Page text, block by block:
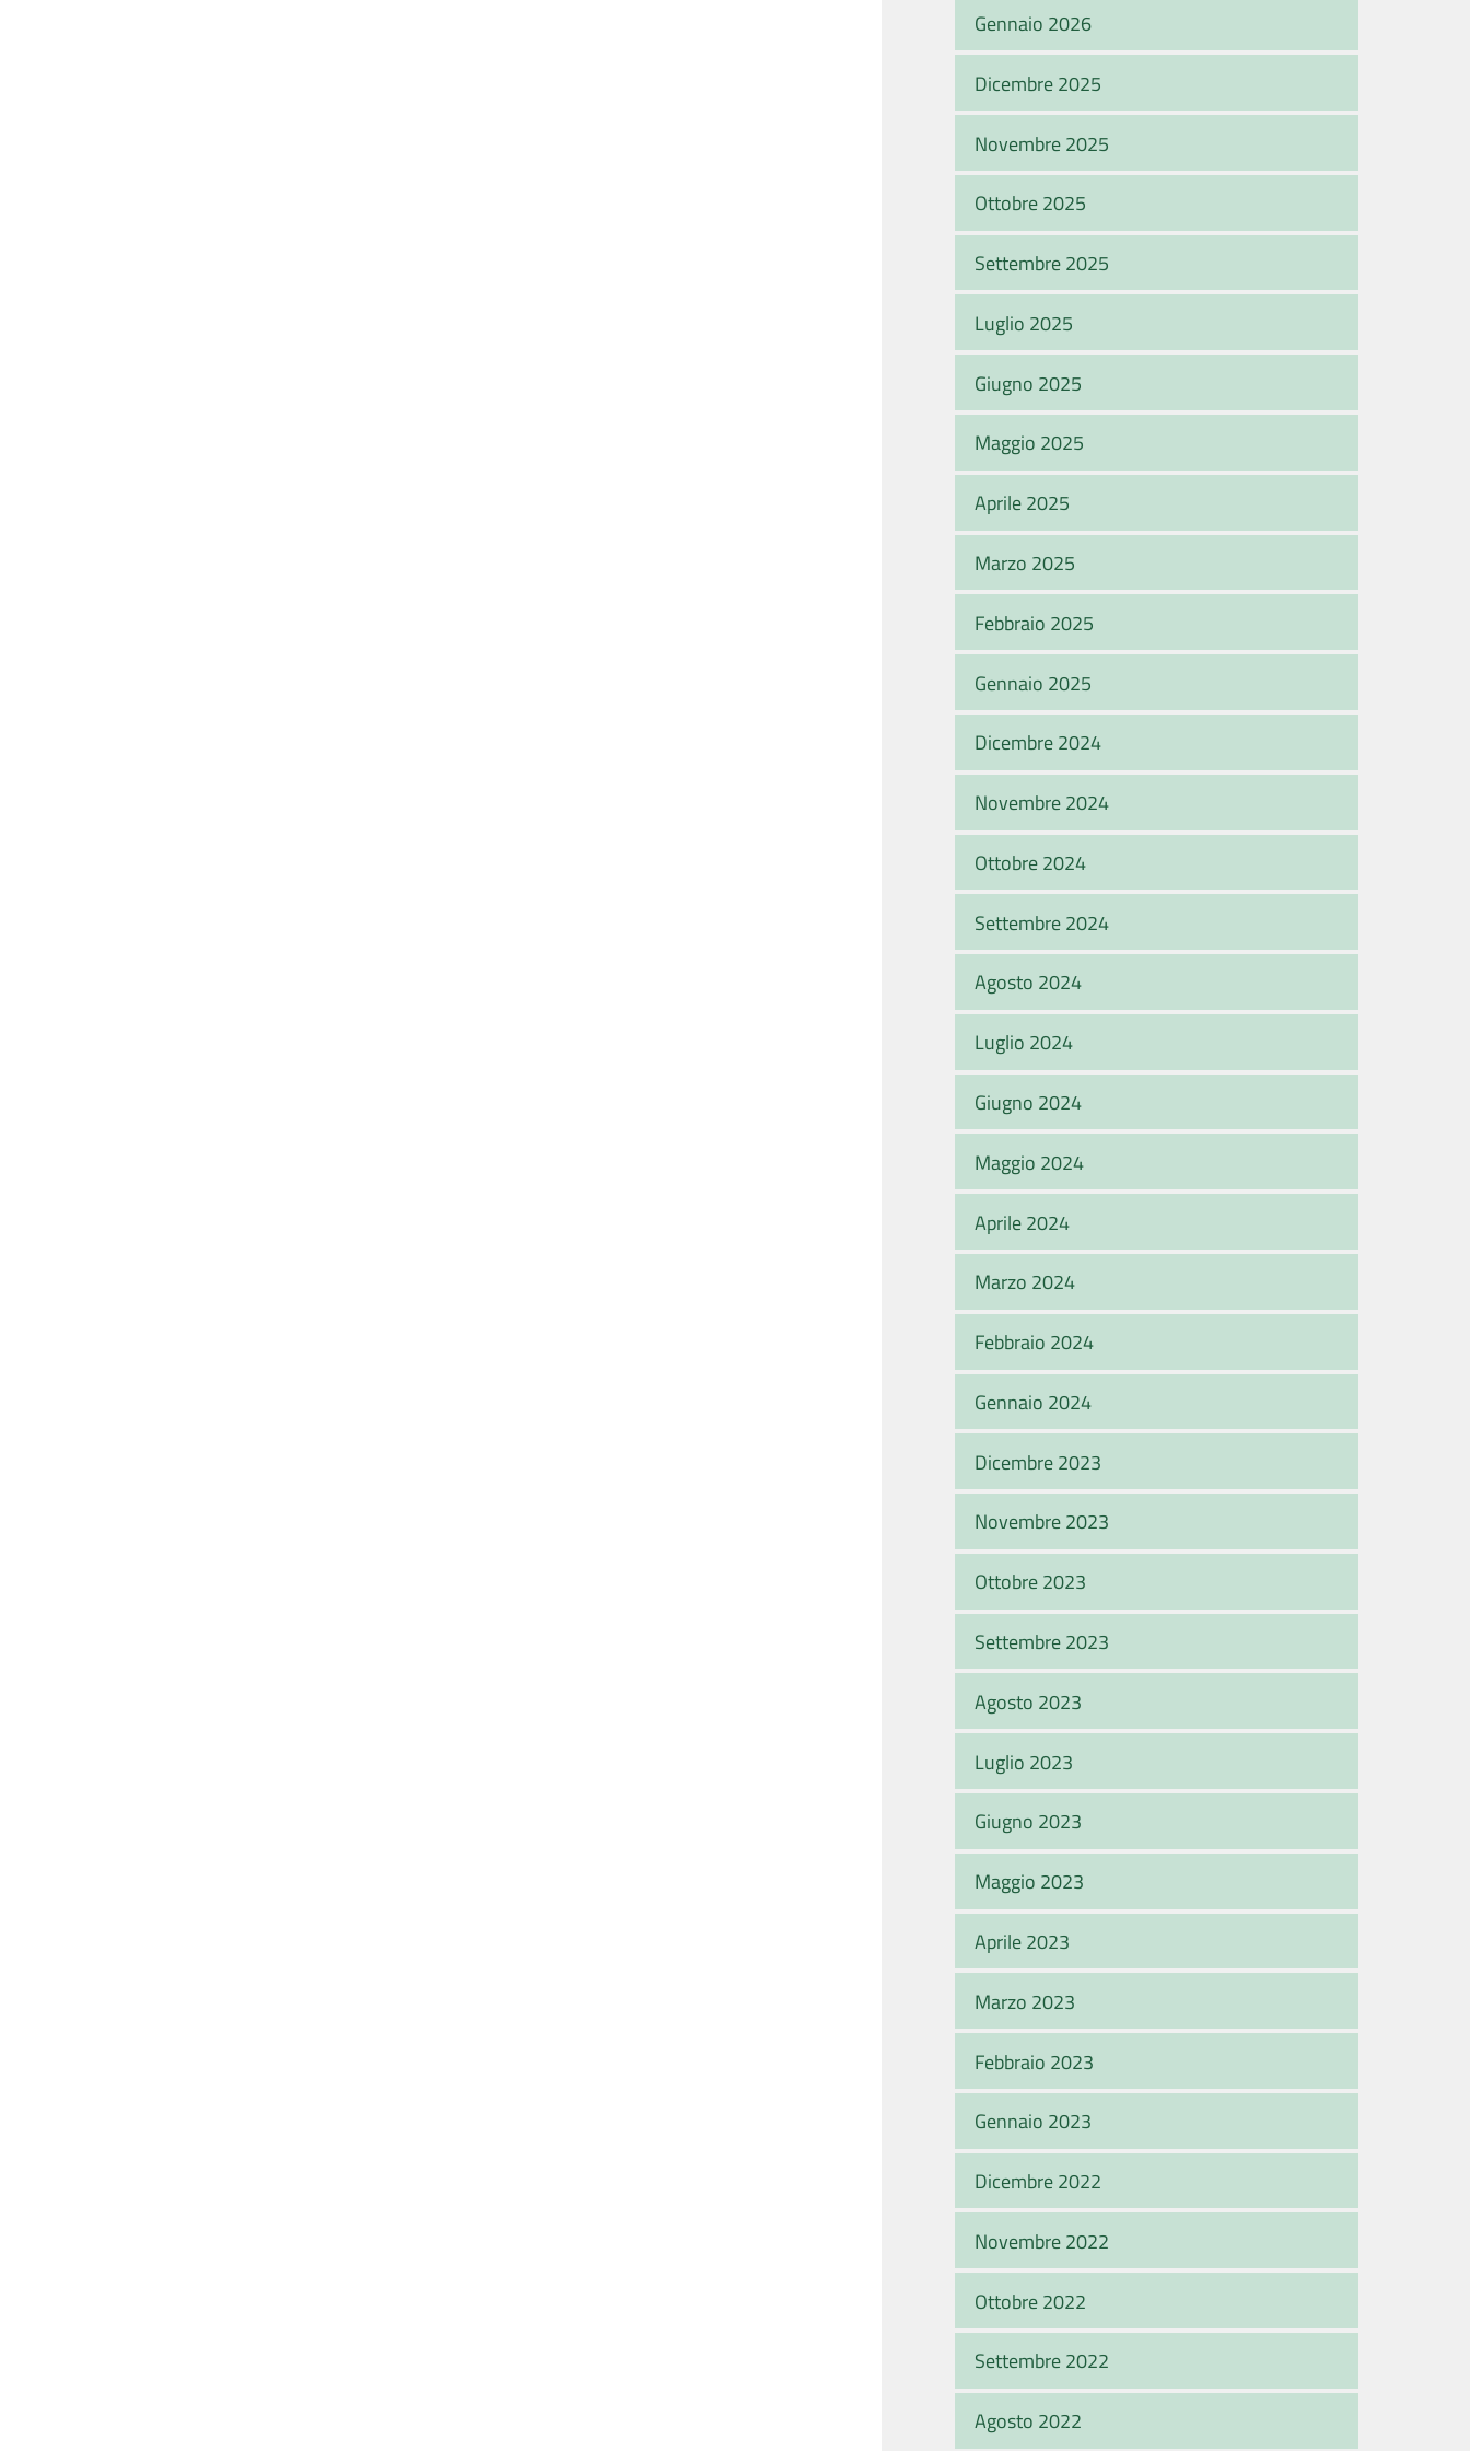
Gennaio 2026
Dicembre 2025
Novembre 2025
Ottobre 2025
Settembre 2025
Luglio 2025
Giugno 2025
Maggio 2025
Aprile 2025
Marzo 2025
Febbraio 2025
Gennaio 2025
Dicembre 2024
Novembre 2024
Ottobre 2024
Settembre 2024
Agosto 2024
Luglio 2024
Giugno 2024
Maggio 2024
Aprile 2024
Marzo 2024
Febbraio 2024
Gennaio 2024
Dicembre 2023
Novembre 2023
Ottobre 2023
Settembre 2023
Agosto 2023
Luglio 2023
Giugno 2023
Maggio 2023
Aprile 2023
Marzo 2023
Febbraio 2023
Gennaio 2023
Dicembre 2022
Novembre 2022
Ottobre 2022
Settembre 2022
Agosto 2022